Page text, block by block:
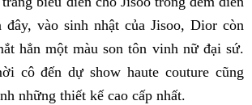
vào sinh nhật của Jisoo, Dior còn
hẳn một màu son tôn vinh nữ đại sứ.
cô đến dự show haute couture cũng
những thiết kế cao cấp nhất.